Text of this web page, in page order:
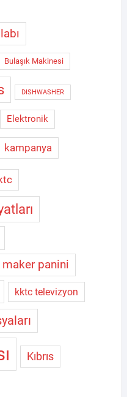
Bulaşık Makinesi
DISHWASHER
Elektronik
kampanya
panini
kktc televizyon
Kıbrıs